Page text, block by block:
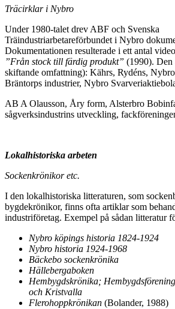
Träcirklar i Nybro
Under 1980-talet drev ABF och Svenska
Träindustriarbetareförbundet i Nybro
Dokumentationen resulterade i ett antal
”Från stock till färdig produkt” (1990). Den
skiftande omfattning): Kährs, Rydéns,
Bräntorps industrier, Nybro
AB A Olausson, Åry form, Alsterbro
sågverksindustrins utveckling,
Lokalhistoriska arbeten
Sockenkrönikor etc.
I den lokalhistoriska litteraturen, som
bygdekrönikor, finns ofta artiklar som
industriföretag. Exempel på sådan litteratur
Nybro köpings historia 1824-1924
Nybro historia 1924-1968
Bäckebo sockenkrönika
Hällebergaboken
Hembygdskrönika;
och Kristvalla
Flerohoppkrönikan (Bolander, 1988)